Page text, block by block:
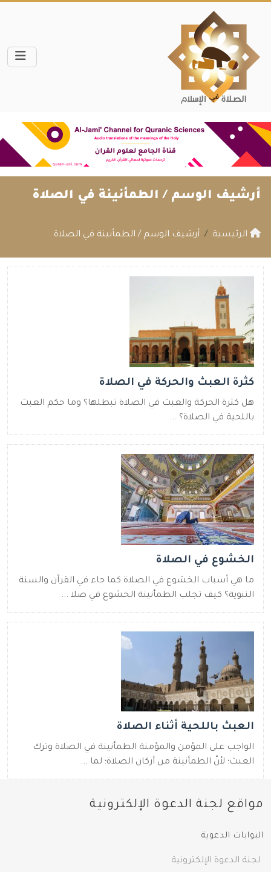
أرشيف الوسم / الطمأنينة في الصلاة
الرئيسية أرشيف الوسم / الطمأنينة في الصلاة
كثرة العبث والحركة في الصلاة
هل كثرة الحركة والعبث في الصلاة تبطلها؟ وما حكم العبث
باللحية في الصلاة؟ ...
الخشوع في الصلاة
ما هي أسباب الخشوع في الصلاة كما جاء في القرآن والسنة
النبوية؟ كيف تجلب الطمأنينة الخشوع في صلا ...
العبث باللحية أثناء الصلاة
الواجب على المؤمن والمؤمنة الطمأنينة في الصلاة وترك
العبث؛ لأنّ الطمأنينة من أركان الصلاة؛ لما ...
مواقع لجنة الدعوة الإلكترونية
البوابات الدعوية
لجنة الدعوة الإلكترونية